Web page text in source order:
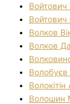
Войтович
Войтович
Волков
Волков
Волошин